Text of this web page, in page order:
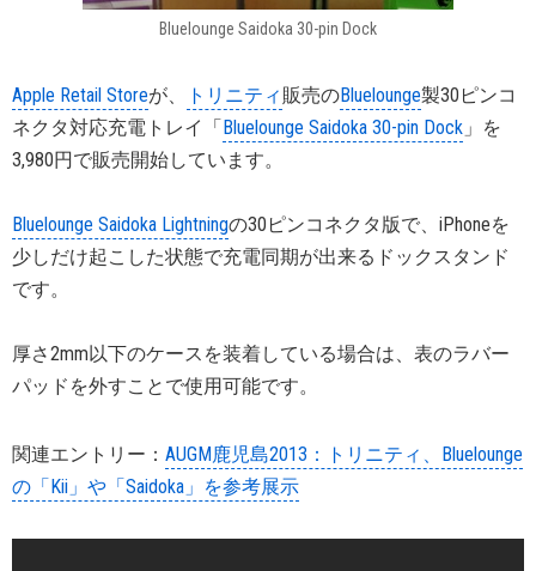
Bluelounge Saidoka 30-pin Dock
Apple Retail Storeが、 トリニティ 販売のBluelounge製30ピンコ
ネクタ対応充電トレイ「Bluelounge Saidoka 30-pin Dock 」を
3,980円で販売開始しています。
Bluelounge Saidoka Lightningの30ピンコネクタ版で、iPhoneを
少しだけ起こした状態で充電同期が出来るドックスタンド
です。
厚さ2mm以下のケースを装着している場合は、表のラバー
パッドを外すことで使用可能です。
関連エントリー： AUGM鹿児島2013：トリニティ、Bluelounge
の「Kii」や「Saidoka」を参考展示